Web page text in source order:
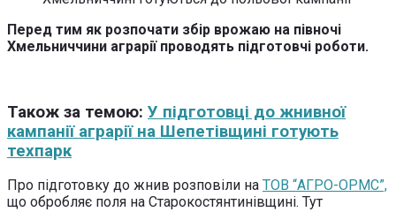
Перед тим як розпочати збір врожаю на півночі
Хмельниччини аграрії проводять підготовчі роботи.
Також за темою: У підготовці до жнивної
кампанії аграрії на Шепетівщині готують
техпарк
Про підготовку до жнив розповіли на ТОВ “АГРО-ОРМС”,
що обробляє поля на Старокостянтинівщині. Тут